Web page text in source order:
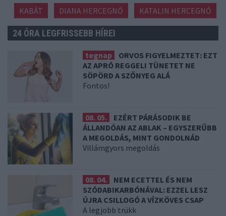
KABÁT DIANA HERCEGNŐ KATALIN HERCEGNŐ
24 ÓRA LEGFRISSEBB HÍREI
tegnap
ORVOS FIGYELMEZTET: EZT
AZ APRÓ REGGELI TÜNETET NE
SÖPÖRD A SZŐNYEG ALÁ
Fontos!
08. 05.
EZÉRT PÁRÁSODIK BE
ÁLLANDÓAN AZ ABLAK – EGYSZERŰBB
A MEGOLDÁS, MINT GONDOLNÁD
Villámgyors megoldás
08. 04.
NEM ECETTEL ÉS NEM
SZÓDABIKARBÓNÁVAL: EZZEL LESZ
ÚJRA CSILLOGÓ A VÍZKÖVES CSAP
A legjobb trükk